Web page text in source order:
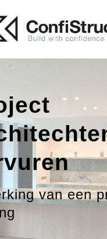
van een